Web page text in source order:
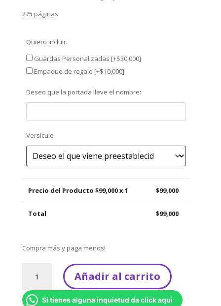
275 páginas
Quiero incluir:
Guardas Personalizadas [+$30,000]
Empaque de regalo [+$10,000]
Deseo que la portada lleve el nombre:
Versículo
Precio del Producto $99,000x 1 $99,000
Total $99,000
Compra más y paga menos!
Historias
Ilustradas
Añadir al carrito
Si tienes alguna inquietud da click aqui